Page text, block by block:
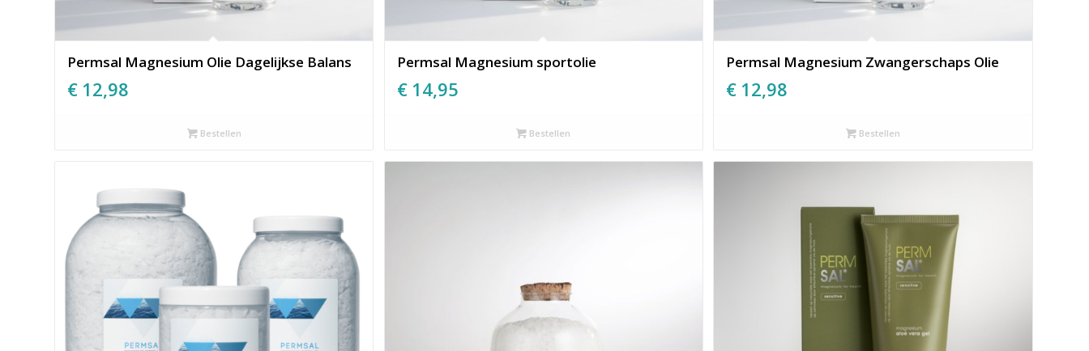
Permsal Magnesium Olie Dagelijkse Balans
€ 12,98
Bestellen
Permsal Magnesium sportolie
€ 14,95
Bestellen
Permsal Magnesium Zwangerschaps Olie
€ 12,98
Bestellen